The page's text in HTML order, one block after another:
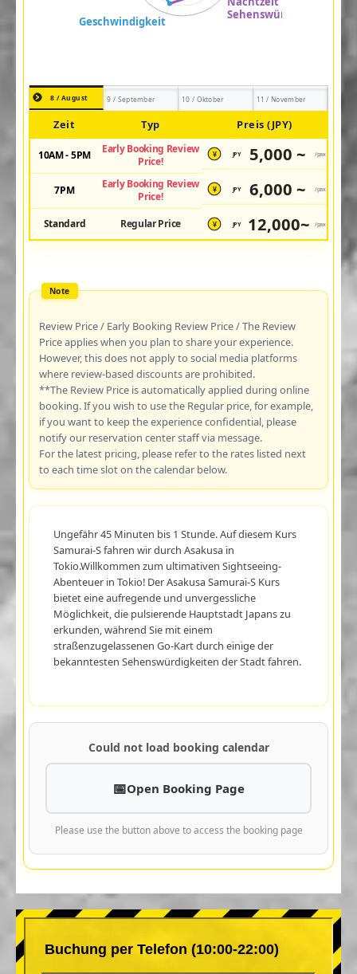
8 / August 9 / September 10 / Oktober 11 / November
Zeit Typ Preis (JPY)
10AM - 5PM
Early Booking Review
Price!
¥ JPY 5,000 ~ /pax
7PM
Early Booking Review
Price!
¥ JPY 6,000 ~ /pax
Standard Regular Price ¥ JPY 12,000~ /pax
Review Price / Early Booking Review Price / The Review
Price applies when you plan to share your experience.
However, this does not apply to social media platforms
where review-based discounts are prohibited.
**The Review Price is automatically applied during online
booking. If you wish to use the Regular price, for example,
if you want to keep the experience confidential, please
notify our reservation center staff via message.
For the latest pricing, please refer to the rates listed next
to each time slot on the calendar below.
Ungefähr 45 Minuten bis 1 Stunde. Auf diesem Kurs
Samurai-S fahren wir durch Asakusa in
Tokio.Willkommen zum ultimativen Sightseeing-
Abenteuer in Tokio! Der Asakusa Samurai-S Kurs
bietet eine aufregende und unvergessliche
Möglichkeit, die pulsierende Hauptstadt Japans zu
erkunden, während Sie mit einem
straßenzugelassenen Go-Kart durch einige der
bekanntesten Sehenswürdigkeiten der Stadt fahren.
Could not load booking calendar
Open Booking Page
Please use the button above to access the booking page
Buchung per Telefon (10:00-22:00)